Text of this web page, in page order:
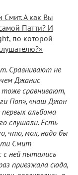
Смит. А как Вы
Патти? И
по которой
Сравнивают не
чем Джанис
сравнивают,
Поп», «наш Джон
альбома
слушали. Есть
что, мол, надо бы
Смит
с ней пытались
приезжала сюда,